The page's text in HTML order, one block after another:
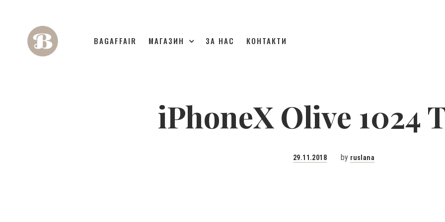
BAGAFFAIR МАГАЗИН ЗА НАС КОНТАКТИ
iPhoneX Olive 1024
Posted
29.11.2018 by ruslana